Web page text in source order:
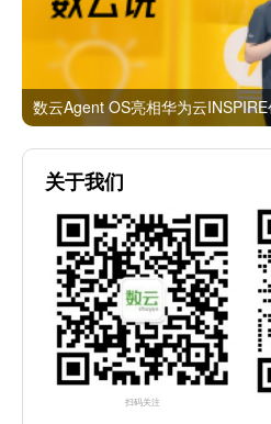
关于我们
扫码关注